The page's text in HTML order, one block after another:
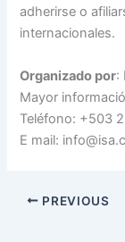
adherirse o
internacionales.
Organizado por:
Mayor
Teléfono: +503
E mail:
PREVIOUS